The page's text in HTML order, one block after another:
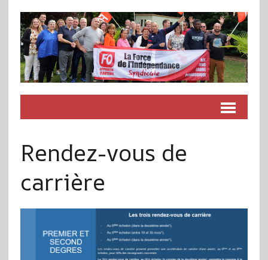
Rendez-vous de
carrière